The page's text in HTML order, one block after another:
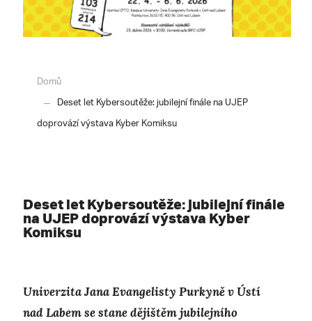
Domů
Deset let Kybersoutěže: jubilejní finále na UJEP
doprovází výstava Kyber Komiksu
Deset let Kybersoutěže: jubilejní finále
na UJEP doprovází výstava Kyber
Komiksu
Univerzita Jana Evangelisty Purkyně v Ústí
nad Labem se stane dějištěm jubilejního